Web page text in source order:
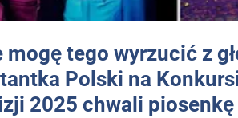
mogę tego wyrzucić z
Polski na
2025 chwali